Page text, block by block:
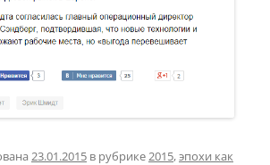
23.01.2015 в рубрике 2015,эпохи как